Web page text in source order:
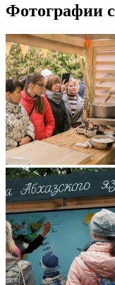
Фотографии